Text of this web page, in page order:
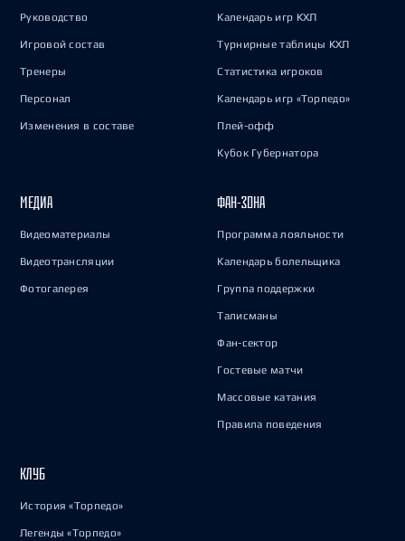
Руководство
Игровой состав
Тренеры
Персонал
Изменения в составе
Календарь игр КХЛ
Турнирные таблицы КХЛ
Статистика игроков
Календарь игр «Торпедо»
Плей-офф
Кубок Губернатора
МЕДИА
Видеоматериалы
Видеотрансляции
Фотогалерея
ФАН-ЗОНА
Программа лояльности
Календарь болельщика
Группа поддержки
Талисманы
Фан-сектор
Гостевые матчи
Массовые катания
Правила поведения
КЛУБ
История «Торпедо»
Легенды «Торпедо»